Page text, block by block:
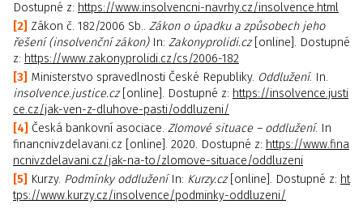
Dostupné z: https://www.insolvencni-navrhy.cz/insolvence.html
Zákon č. 182/2006 Sb.. Zákon o úpadku a způsobech jeho
řešení (insolvenční zákon)In: Zakonyprolidi.cz[online]. Dostupné
z: https://www.zakonyprolidi.cz/cs/2006-182
Ministerstvo spravedlnosti České Republiky. Oddlužení. In.
insolvence.justice.cz[online]. Dostupné z: https://insolvence.justi
ce.cz/jak-ven-z-dluhove-pasti/oddluzeni/
Česká bankovní asociace. Zlomové situace – oddlužení. In
financnivzdelavani.cz [online]. 2020. Dostupné z: https://www.fina
ncnivzdelavani.cz/jak-na-to/zlomove-situace/oddluzeni
Kurzy. Podmínky oddluženíIn: Kurzy.cz[online]. Dostupné z: ht
tps://www.kurzy.cz/insolvence/podminky-oddluzeni/